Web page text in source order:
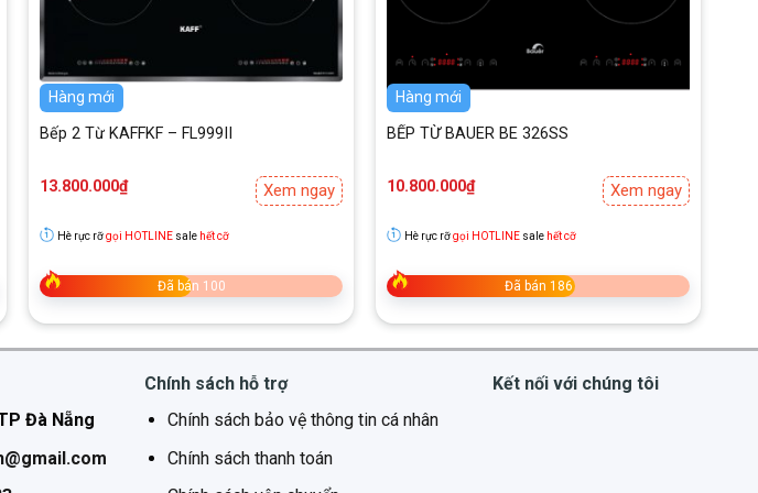
sach khuẩn, trong lành.
Hàng mới
Bếp 2 Từ KAFFKF – FL999II
13.800.000₫ Xem ngay
Hè rực rỡgọi HOTLINEsale hết cỡ
Đã bán 100
Hàng mới
BẾP TỪ BAUER BE 326SS
10.800.000₫ Xem ngay
Hè rực rỡgọi HOTLINEsale hết cỡ
Đã bán 186
Đà Nẵng
Chính sách hỗ trợ
Chính sách bảo vệ thông tin cá nhân
Chính sách thanh toán
Kết nối với chúng tôi